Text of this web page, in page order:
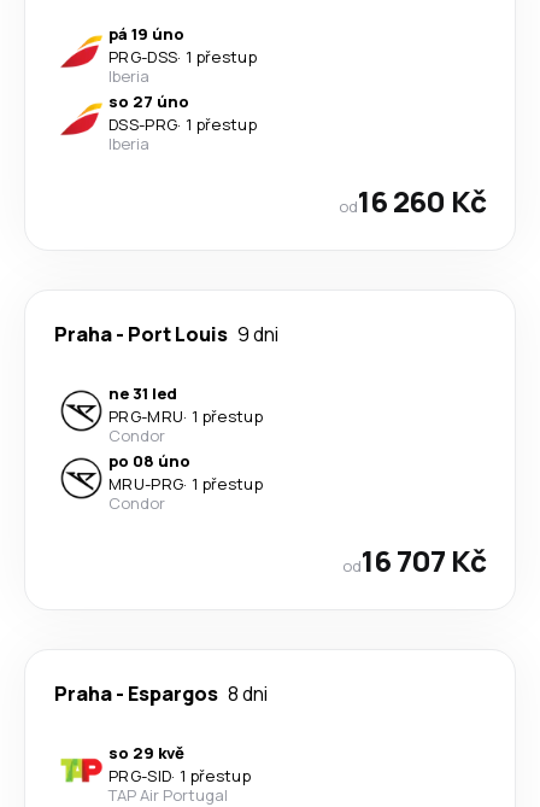
pá 19 úno
PRG-DSS· 1 přestup
Iberia
so 27 úno
DSS-PRG· 1 přestup
Iberia
od16 260 Kč
Praha- Port Louis 9 dni
ne 31 led
PRG-MRU· 1 přestup
Condor
po 08 úno
MRU-PRG· 1 přestup
Condor
od16 707 Kč
Praha- Espargos 8 dni
so 29 kvě
PRG-SID· 1 přestup
TAP Air Portugal